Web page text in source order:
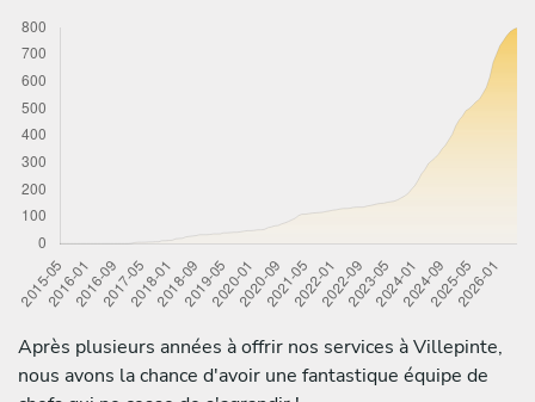
Après plusieurs années à offrir nos services à Villepinte,
nous avons la chance d'avoir une fantastique équipe de